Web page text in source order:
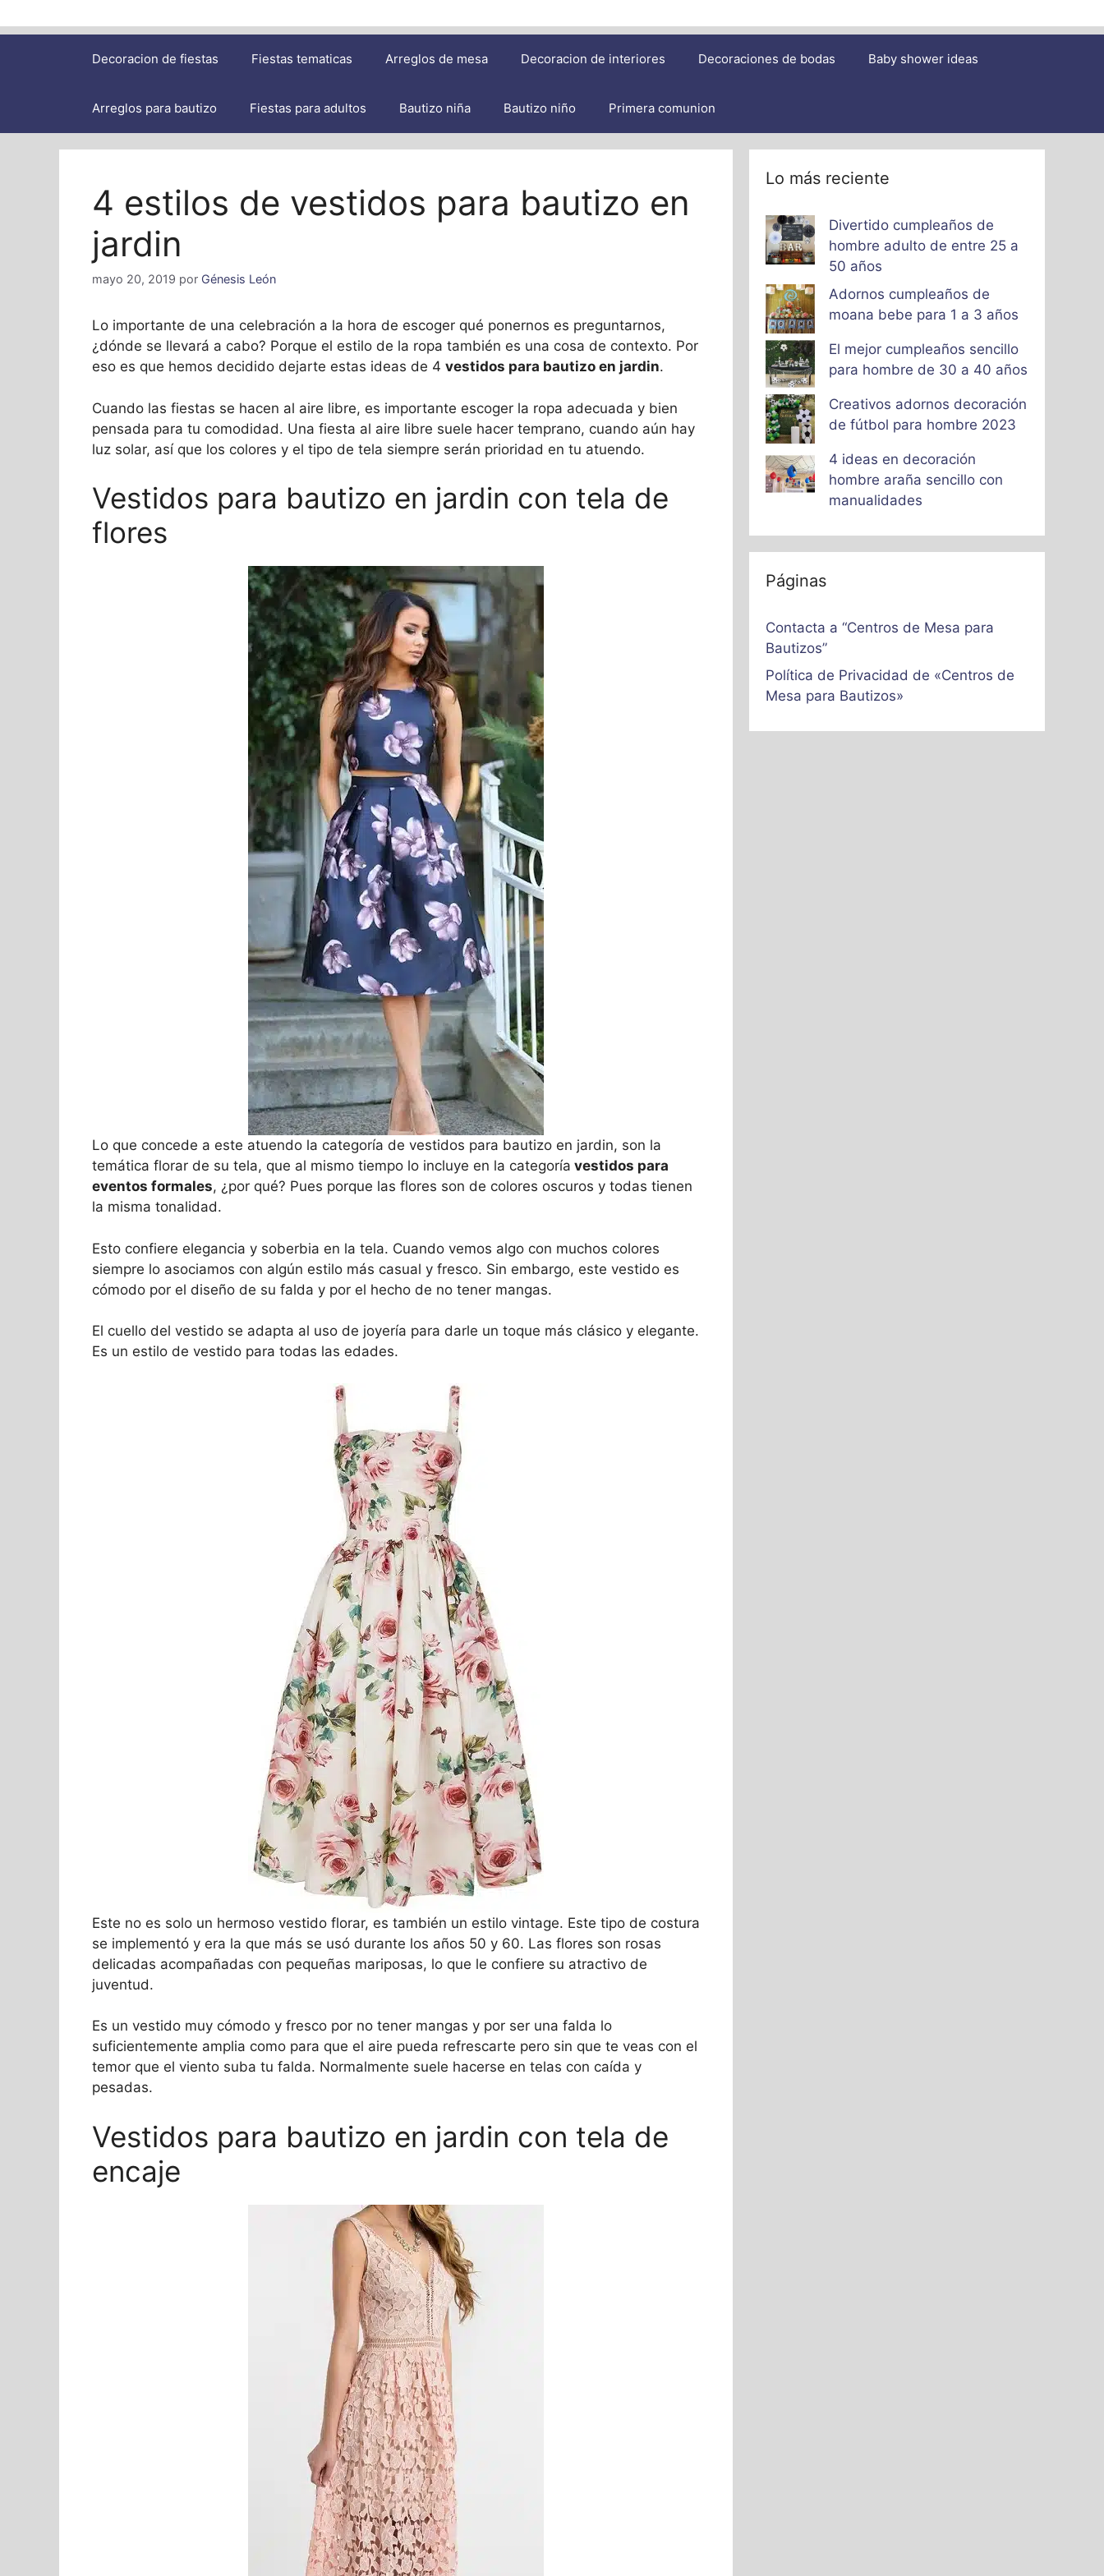
Decoracion de fiestas Fiestas tematicas Arreglos de mesa Decoracion de interiores Decoraciones de bodas Baby shower ideas
Arreglos para bautizo Fiestas para adultos Bautizo niña Bautizo niño Primera comunion
4 estilos de vestidos para bautizo en
jardin
mayo 20, 2019 por Génesis León
Lo importante de una celebración a la hora de escoger qué ponernos es preguntarnos,
¿dónde se llevará a cabo? Porque el estilo de la ropa también es una cosa de contexto. Por
eso es que hemos decidido dejarte estas ideas de 4 vestidos para bautizo en jardin.
Cuando las fiestas se hacen al aire libre, es importante escoger la ropa adecuada y bien
pensada para tu comodidad. Una fiesta al aire libre suele hacer temprano, cuando aún hay
luz solar, así que los colores y el tipo de tela siempre serán prioridad en tu atuendo.
Vestidos para bautizo en jardin con tela de
flores
Lo que concede a este atuendo la categoría de vestidos para bautizo en jardin, son la
temática florar de su tela, que al mismo tiempo lo incluye en la categoría vestidos para
eventos formales, ¿por qué? Pues porque las flores son de colores oscuros y todas tienen
la misma tonalidad.
Esto confiere elegancia y soberbia en la tela. Cuando vemos algo con muchos colores
siempre lo asociamos con algún estilo más casual y fresco. Sin embargo, este vestido es
cómodo por el diseño de su falda y por el hecho de no tener mangas.
El cuello del vestido se adapta al uso de joyería para darle un toque más clásico y elegante.
Es un estilo de vestido para todas las edades.
Este no es solo un hermoso vestido florar, es también un estilo vintage. Este tipo de costura
se implementó y era la que más se usó durante los años 50 y 60. Las flores son rosas
delicadas acompañadas con pequeñas mariposas, lo que le confiere su atractivo de
juventud.
Es un vestido muy cómodo y fresco por no tener mangas y por ser una falda lo
suficientemente amplia como para que el aire pueda refrescarte pero sin que te veas con el
temor que el viento suba tu falda. Normalmente suele hacerse en telas con caída y
pesadas.
Vestidos para bautizo en jardin con tela de
encaje
Lo más reciente
Divertido cumpleaños de
hombre adulto de entre 25 a
50 años
Adornos cumpleaños de
moana bebe para 1 a 3 años
El mejor cumpleaños sencillo
para hombre de 30 a 40 años
Creativos adornos decoración
de fútbol para hombre 2023
4 ideas en decoración
hombre araña sencillo con
manualidades
Páginas
Contacta a “Centros de Mesa para
Bautizos”
Política de Privacidad de «Centros de
Mesa para Bautizos»